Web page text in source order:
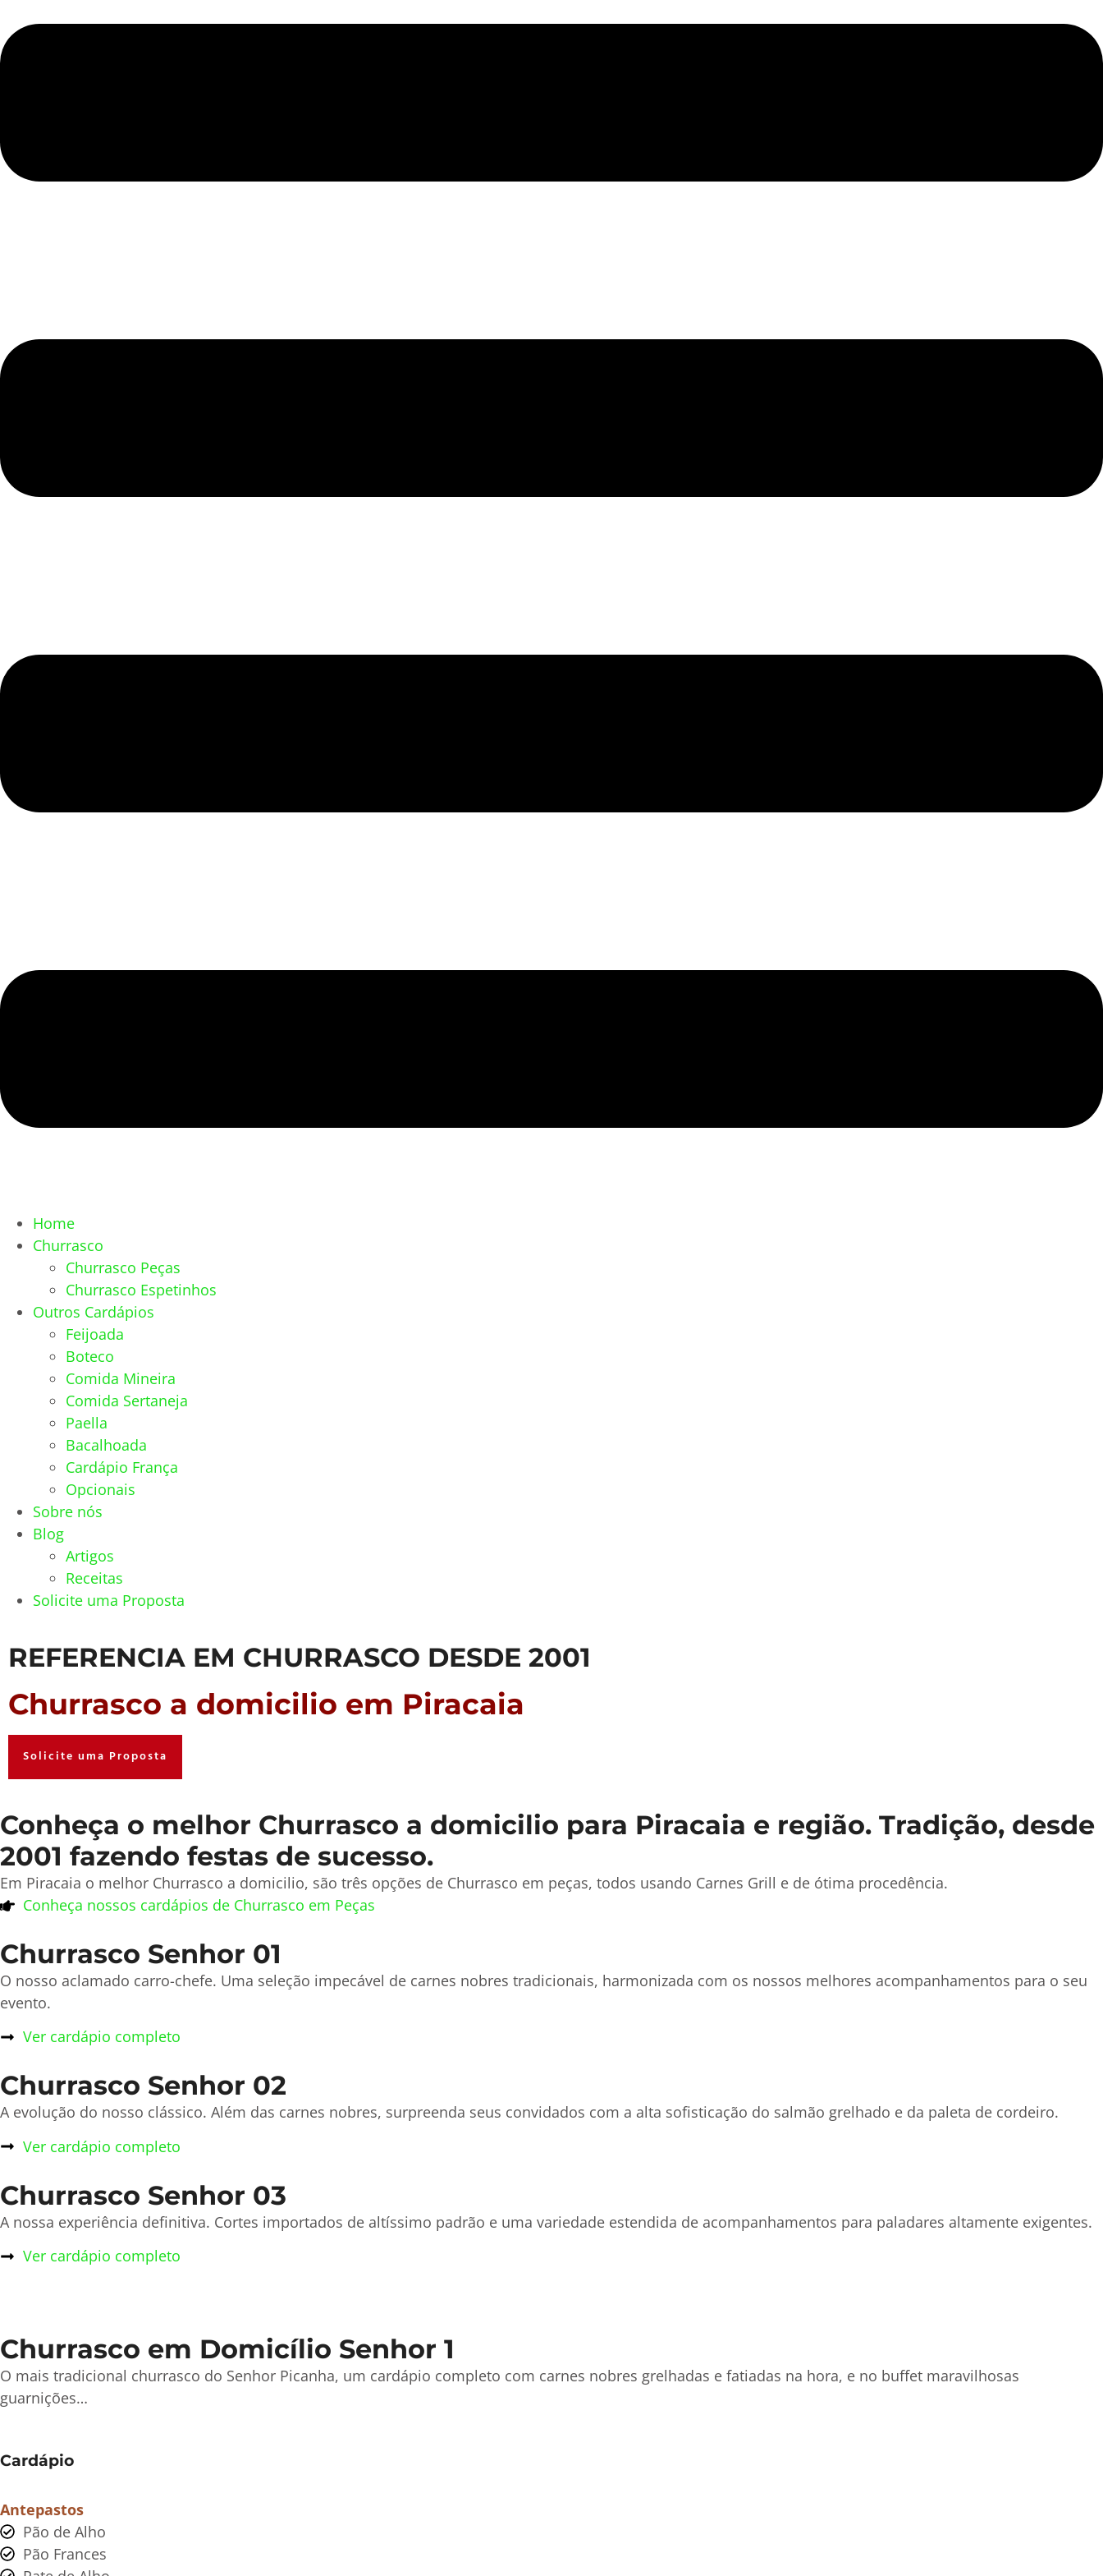
Home
Churrasco
Churrasco Peças
Churrasco Espetinhos
Outros Cardápios
Feijoada
Boteco
Comida Mineira
Comida Sertaneja
Paella
Bacalhoada
Cardápio França
Opcionais
Sobre nós
Blog
Artigos
Receitas
Solicite uma Proposta
REFERENCIA EM CHURRASCO DESDE 2001
Churrasco a domicilio em Piracaia
Solicite uma Proposta
Conheça o melhor Churrasco a domicilio para Piracaia e região. Tradição, desde
2001 fazendo festas de sucesso.
Em Piracaia o melhor Churrasco a domicilio, são três opções de Churrasco em peças, todos usando Carnes Grill e de ótima procedência.
Conheça nossos cardápios de Churrasco em Peças
Churrasco Senhor 01
O nosso aclamado carro-chefe. Uma seleção impecável de carnes nobres tradicionais, harmonizada com os nossos melhores acompanhamentos para o seu
evento.
Ver cardápio completo
Churrasco Senhor 02
A evolução do nosso clássico. Além das carnes nobres, surpreenda seus convidados com a alta sofisticação do salmão grelhado e da paleta de cordeiro.
Ver cardápio completo
Churrasco Senhor 03
A nossa experiência definitiva. Cortes importados de altíssimo padrão e uma variedade estendida de acompanhamentos para paladares altamente exigentes.
Ver cardápio completo
Churrasco em Domicílio Senhor 1
O mais tradicional churrasco do Senhor Picanha, um cardápio completo com carnes nobres grelhadas e fatiadas na hora, e no buffet maravilhosas
guarnições…
Cardápio
Antepastos
Pão de Alho
Pão Frances